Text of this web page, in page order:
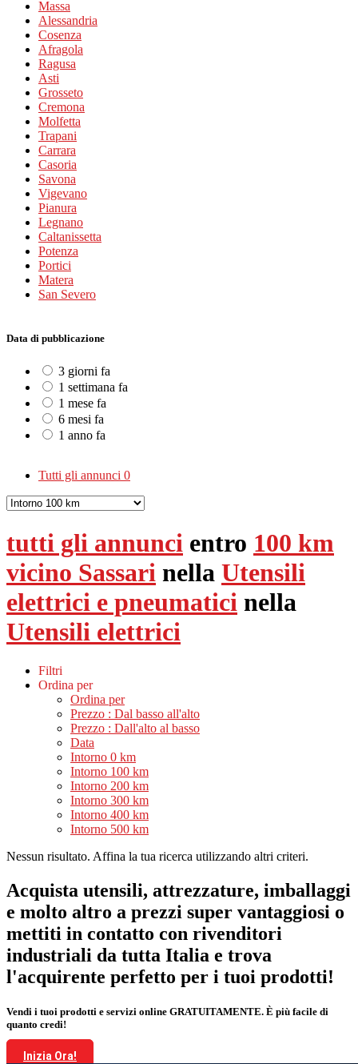
Massa
Alessandria
Cosenza
Afragola
Ragusa
Asti
Grosseto
Cremona
Molfetta
Trapani
Carrara
Casoria
Savona
Vigevano
Pianura
Legnano
Caltanissetta
Potenza
Portici
Matera
San Severo
Data di pubblicazione
3 giorni fa
1 settimana fa
1 mese fa
6 mesi fa
1 anno fa
Tutti gli annunci 0
tutti gli annunci entro 100 km
vicino Sassari nella Utensili
elettrici e pneumatici nella
Utensili elettrici
Filtri
Ordina per
Ordina per
Prezzo : Dal basso all'alto
Prezzo : Dall'alto al basso
Data
Intorno 0 km
Intorno 100 km
Intorno 200 km
Intorno 300 km
Intorno 400 km
Intorno 500 km
Nessun risultato. Affina la tua ricerca utilizzando altri criteri.
Acquista utensili, attrezzature, imballaggi
e molto altro a prezzi super vantaggiosi o
mettiti in contatto con rivenditori
industriali da tutta Italia e trova
l'acquirente perfetto per i tuoi prodotti!
Vendi i tuoi prodotti e servizi online GRATUITAMENTE. È più facile di
quanto credi!
Inizia Ora!